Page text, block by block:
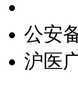
公安
沪医